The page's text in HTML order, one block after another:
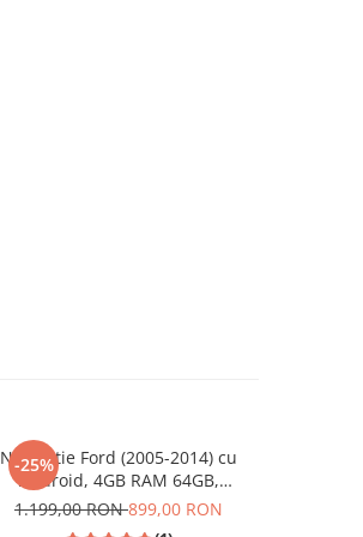
-25%
Navigatie Ford (2005-2014) cu
Android, 4GB RAM 64GB,
DSP,RDS, CarPlay si Android
1.199,00 RON899,00 RON